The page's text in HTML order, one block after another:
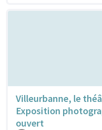
Villeurbanne, le
Exposition
ouvert